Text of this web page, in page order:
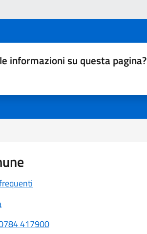
informazioni su questa pagina?
417900